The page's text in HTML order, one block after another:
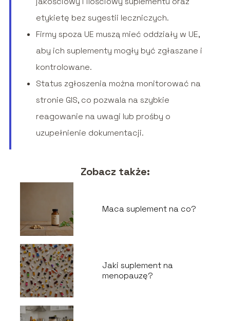
etykietę bez sugestii leczniczych.
Firmy spoza UE muszą mieć oddziały w UE,
aby ich suplementy mogły być zgłaszane i
kontrolowane.
Status zgłoszenia można monitorować na
stronie GIS, co pozwala na szybkie
reagowanie na uwagi lub prośby o
uzupełnienie dokumentacji.
Zobacz także:
Maca suplement na co?
Jaki suplement na
menopauzę?